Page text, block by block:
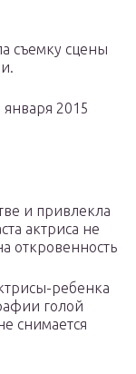
съемку сцены
2015
и привлекла
актриса не
откровенность
ребенка
голой
снимается